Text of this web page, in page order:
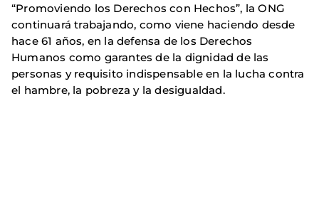
“Promoviendo los Derechos con Hechos”, la ONG
continuará trabajando, como viene haciendo desde
hace 61 años, en la defensa de los Derechos
Humanos como garantes de la dignidad de las
personas y requisito indispensable en la lucha contra
el hambre, la pobreza y la desigualdad.